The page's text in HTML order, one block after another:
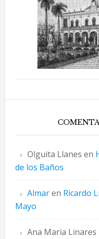
Olguita Llanes en
de los Baños
Almaren Ricardo
Mayo
Ana Maria Linares